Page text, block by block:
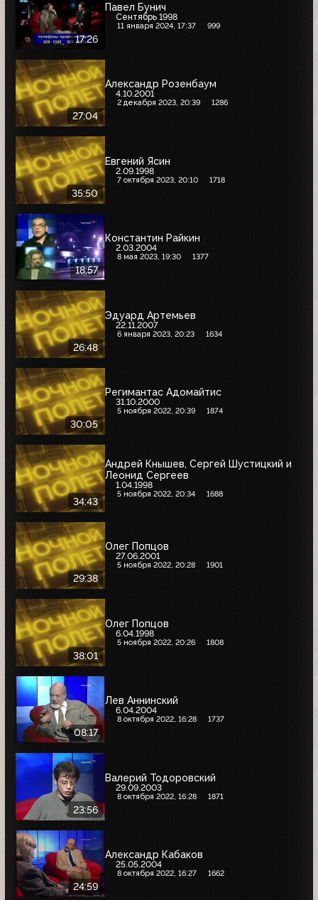
17:26
Павел Бунич
Сентябрь 1998
11 января 2024, 17:37 999
27:04
Александр Розенбаум
4.10.2001
2 декабря 2023, 20:39 1286
35:50
Евгений Ясин
2.09.1998
7 октября 2023, 20:10 1718
18:57
Константин Райкин
2.03.2004
8 мая 2023, 19:30 1377
26:48
Эдуард Артемьев
22.11.2007
6 января 2023, 20:23 1634
30:05
Регимантас Адомайтис
31.10.2000
5 ноября 2022, 20:39 1874
34:43
Андрей Кнышев, Сергей Шустицкий и
Леонид Сергеев
1.04.1998
5 ноября 2022, 20:34 1688
29:38
Олег Попцов
27.06.2001
5 ноября 2022, 20:28 1901
38:01
Олег Попцов
6.04.1998
5 ноября 2022, 20:26 1808
08:17
Лев Аннинский
6.04.2004
8 октября 2022, 16:28 1737
23:56
Валерий Тодоровский
29.09.2003
8 октября 2022, 16:28 1871
24:59
Александр Кабаков
25.05.2004
8 октября 2022, 16:27 1662